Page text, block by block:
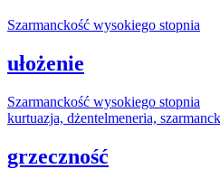
Szarmanckość wysokiego stopnia
ułożenie
Szarmanckość wysokiego stopnia
kurtuazja, dżentelmeneria,
grzeczność